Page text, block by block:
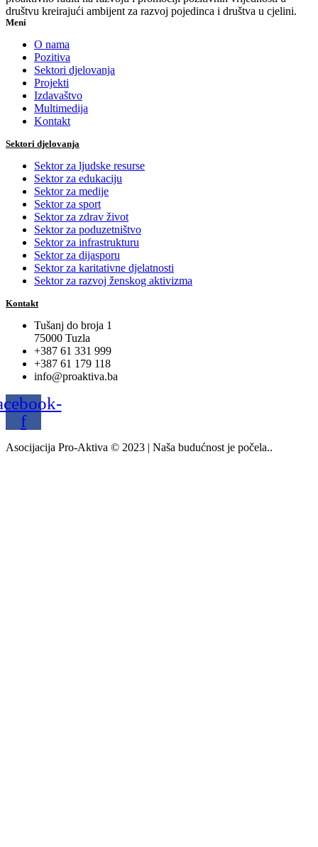
društvu kreirajući ambijent za razvoj pojedinca i društva u cjelini.
Meni
O nama
Pozitiva
Sektori djelovanja
Projekti
Izdavaštvo
Multimedija
Kontakt
Sektori djelovanja
Sektor za ljudske resurse
Sektor za edukaciju
Sektor za medije
Sektor za sport
Sektor za zdrav život
Sektor za poduzetništvo
Sektor za infrastrukturu
Sektor za dijasporu
Sektor za karitativne djelatnosti
Sektor za razvoj ženskog aktivizma
Kontakt
Tušanj do broja 1
75000 Tuzla
+387 61 331 999
+387 61 179 118
info@proaktiva.ba
f
Asocijacija Pro-Aktiva © 2023 | Naša budućnost je počela..